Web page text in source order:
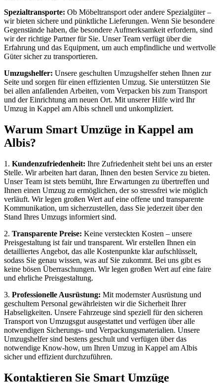
Spezialtransporte: Ob Möbeltransport oder andere Spezialgüter –
wir bieten sichere und pünktliche Lieferungen. Wenn Sie besondere
Gegenstände haben, die besondere Aufmerksamkeit erfordern, sind
wir der richtige Partner für Sie. Unser Team verfügt über die
Erfahrung und das Equipment, um auch empfindliche und wertvolle
Güter sicher zu transportieren.
Umzugshelfer: Unsere geschulten Umzugshelfer stehen Ihnen zur
Seite und sorgen für einen effizienten Umzug. Sie unterstützen Sie
bei allen anfallenden Arbeiten, vom Verpacken bis zum Transport
und der Einrichtung am neuen Ort. Mit unserer Hilfe wird Ihr
Umzug in Kappel am Albis schnell und unkompliziert.
Warum Smart Umzüge in Kappel am
Albis?
1. Kundenzufriedenheit: Ihre Zufriedenheit steht bei uns an erster
Stelle. Wir arbeiten hart daran, Ihnen den besten Service zu bieten.
Unser Team ist stets bemüht, Ihre Erwartungen zu übertreffen und
Ihnen einen Umzug zu ermöglichen, der so stressfrei wie möglich
verläuft. Wir legen großen Wert auf eine offene und transparente
Kommunikation, um sicherzustellen, dass Sie jederzeit über den
Stand Ihres Umzugs informiert sind.
2. Transparente Preise: Keine versteckten Kosten – unsere
Preisgestaltung ist fair und transparent. Wir erstellen Ihnen ein
detailliertes Angebot, das alle Kostenpunkte klar aufschlüsselt,
sodass Sie genau wissen, was auf Sie zukommt. Bei uns gibt es
keine bösen Überraschungen. Wir legen großen Wert auf eine faire
und ehrliche Preisgestaltung.
3. Professionelle Ausrüstung: Mit modernster Ausrüstung und
geschultem Personal gewährleisten wir die Sicherheit Ihrer
Habseligkeiten. Unsere Fahrzeuge sind speziell für den sicheren
Transport von Umzugsgut ausgestattet und verfügen über alle
notwendigen Sicherungs- und Verpackungsmaterialien. Unsere
Umzugshelfer sind bestens geschult und verfügen über das
notwendige Know-how, um Ihren Umzug in Kappel am Albis
sicher und effizient durchzuführen.
Kontaktieren Sie Smart Umzüge